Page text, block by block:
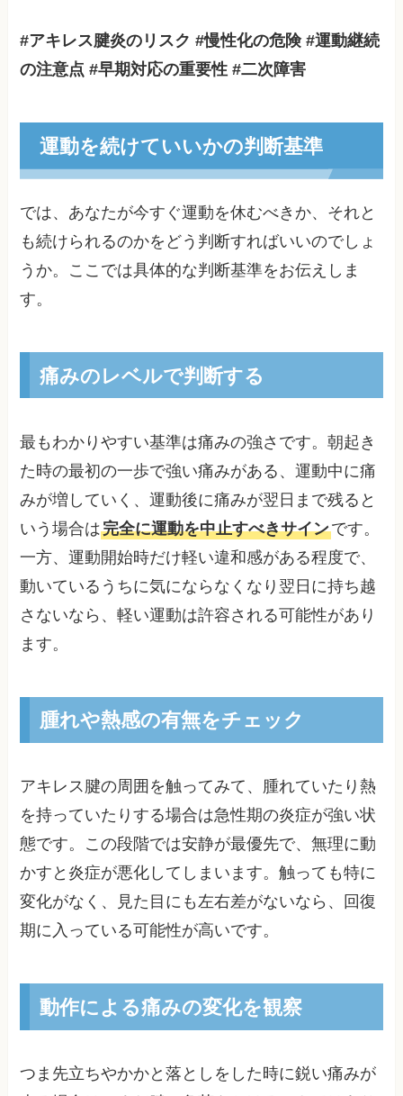
#アキレス腱炎のリスク #慢性化の危険 #運動継続
の注意点 #早期対応の重要性 #二次障害
運動を続けていいかの判断基準
では、あなたが今すぐ運動を休むべきか、それと
も続けられるのかをどう判断すればいいのでしょ
うか。ここでは具体的な判断基準をお伝えしま
す。
痛みのレベルで判断する
最もわかりやすい基準は痛みの強さです。朝起き
た時の最初の一歩で強い痛みがある、運動中に痛
みが増していく、運動後に痛みが翌日まで残ると
いう場合は完全に運動を中止すべきサインです。
一方、運動開始時だけ軽い違和感がある程度で、
動いているうちに気にならなくなり翌日に持ち越
さないなら、軽い運動は許容される可能性があり
ます。
腫れや熱感の有無をチェック
アキレス腱の周囲を触ってみて、腫れていたり熱
を持っていたりする場合は急性期の炎症が強い状
態です。この段階では安静が最優先で、無理に動
かすと炎症が悪化してしまいます。触っても特に
変化がなく、見た目にも左右差がないなら、回復
期に入っている可能性が高いです。
動作による痛みの変化を観察
つま先立ちやかかと落としをした時に鋭い痛みが